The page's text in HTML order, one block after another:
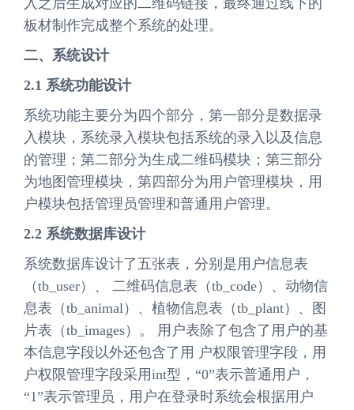
入之后生成对应的二维码链接，最终通过线下的
板材制作完成整个系统的处理。
二、系统设计
2.1 系统功能设计
系统功能主要分为四个部分，第一部分是数据录
入模块，系统录入模块包括系统的录入以及信息
的管理；第二部分为生成二维码模块；第三部分
为地图管理模块，第四部分为用户管理模块，用
户模块包括管理员管理和普通用户管理。
2.2 系统数据库设计
系统数据库设计了五张表，分别是用户信息表
（tb_user）、 二维码信息表（tb_code）、动物信
息表（tb_animal）、植物信息表（tb_plant）、图
片表（tb_images）。 用户表除了包含了用户的基
本信息字段以外还包含了用 户权限管理字段，用
户权限管理字段采用int型，“0”表示普通用户，
“1”表示管理员，用户在登录时系统会根据用户